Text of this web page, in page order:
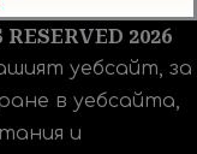
2026
уебсайт, за
в уебсайта,
и